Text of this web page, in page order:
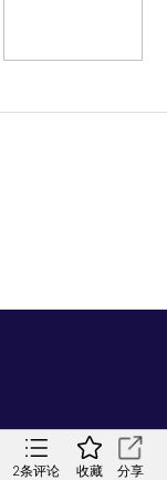
2条评论 收藏 分享